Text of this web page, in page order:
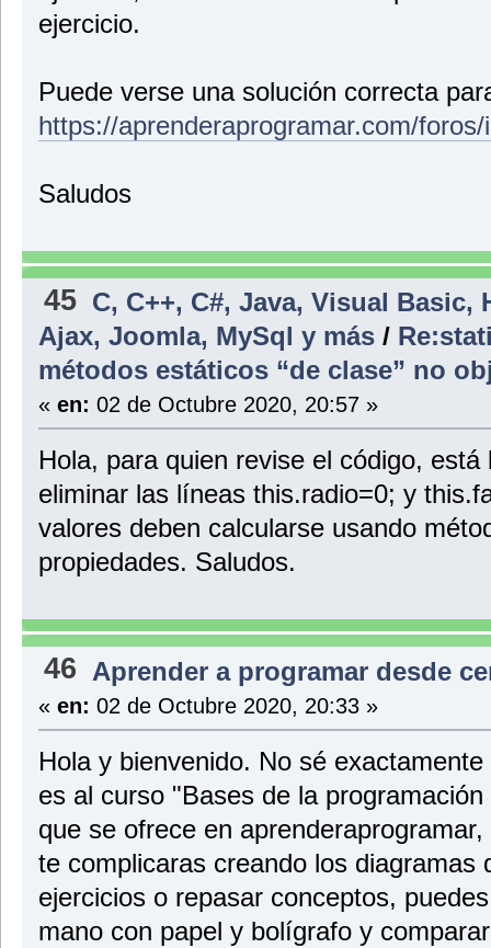
ejercicio.
Puede verse una solución correcta
https://aprenderaprogramar.com/
Saludos
45 C, C++, C#, Java, Visual Basic,
Ajax, Joomla, MySql y más/
métodos estáticos “de clase” no
« en: 02 de Octubre 2020, 20:57 »
Hola, para quien revise el código,
eliminar las líneas this.radio=0; y
valores deben calcularse usando
propiedades. Saludos.
46 Aprender a programar desde
« en: 02 de Octubre 2020, 20:33 »
Hola y bienvenido. No sé
es al curso "Bases de la
que se ofrece en
te complicaras creando los diagramas
ejercicios o repasar conceptos,
mano con papel y bolígrafo y